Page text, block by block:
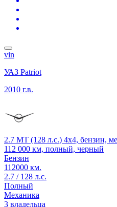
vin
УАЗ Patriot
2010 г.в.
2.7 MT (128 л.с.) 4x4, бензин,
112 000 км, полный, черный
Бензин
112000 км.
2.7 / 128 л.с.
Полный
Механика
3 владельца